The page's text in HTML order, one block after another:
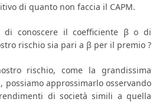
di quanto non faccia il CAPM.
di conoscere il coefficiente β o di
rischio sia pari a β per il premio ?
rischio, come la grandissima
possiamo approssimarlo osservando
di società simili a quella